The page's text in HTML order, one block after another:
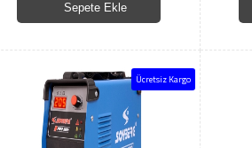
Sepete Ekle
Ücretsiz Kargo